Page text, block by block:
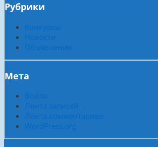
Рубрики
Конкурсы
Новости
Объявления
Мета
Войти
Лента записей
Лента комментариев
WordPress.org